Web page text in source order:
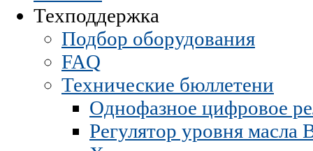
Техподдержка
Подбор оборудования
FAQ
Технические бюллетени
Однофазное цифровое
Регулятор уровня